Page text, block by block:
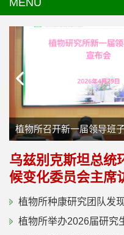
MENU
植物所召开新一届领导班
乌兹别克斯坦总统
候变化委员会主席
植物所种康研究团队发
植物所举办2026届研究